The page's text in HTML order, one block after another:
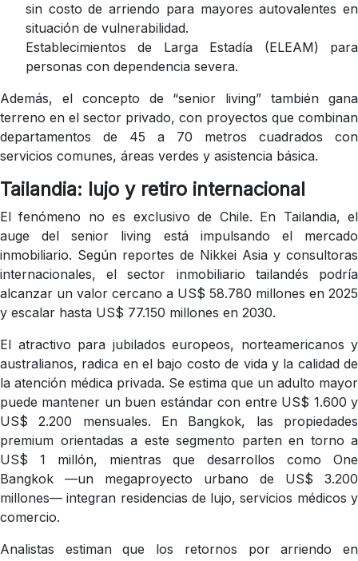
sin costo de arriendo para mayores autovalentes en
situación de vulnerabilidad.
Establecimientos de Larga Estadía (ELEAM) para
personas con dependencia severa.
Además, el concepto de “senior living” también gana
terreno en el sector privado, con proyectos que combinan
departamentos de 45 a 70 metros cuadrados con
servicios comunes, áreas verdes y asistencia básica.
Tailandia: lujo y retiro internacional
El fenómeno no es exclusivo de Chile. En Tailandia, el
auge del senior living está impulsando el mercado
inmobiliario. Según reportes de Nikkei Asia y consultoras
internacionales, el sector inmobiliario tailandés podría
alcanzar un valor cercano a US$ 58.780 millones en 2025
y escalar hasta US$ 77.150 millones en 2030.
El atractivo para jubilados europeos, norteamericanos y
australianos, radica en el bajo costo de vida y la calidad de
la atención médica privada. Se estima que un adulto mayor
puede mantener un buen estándar con entre US$ 1.600 y
US$ 2.200 mensuales. En Bangkok, las propiedades
premium orientadas a este segmento parten en torno a
US$ 1 millón, mientras que desarrollos como One
Bangkok —un megaproyecto urbano de US$ 3.200
millones— integran residencias de lujo, servicios médicos y
comercio.
Analistas estiman que los retornos por arriendo en